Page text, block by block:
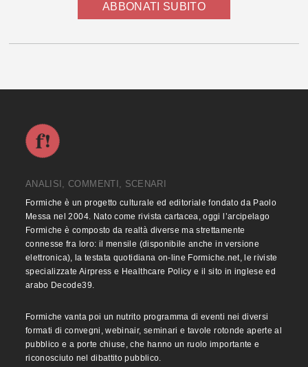
ABBONATI SUBITO
ANALISI, COMMENTI, SCENARI
Formiche è un progetto culturale ed editoriale fondato da Paolo
Messa nel 2004. Nato come rivista cartacea, oggi l’arcipelago
Formiche è composto da realtà diverse ma strettamente
connesse fra loro: il mensile (disponibile anche in versione
elettronica), la testata quotidiana on-line Formiche.net, le riviste
specializzate Airpress e Healthcare Policy e il sito in inglese ed
arabo Decode39.
Formiche vanta poi un nutrito programma di eventi nei diversi
formati di convegni, webinair, seminari e tavole rotonde aperte al
pubblico e a porte chiuse, che hanno un ruolo importante e
riconosciuto nel dibattito pubblico.